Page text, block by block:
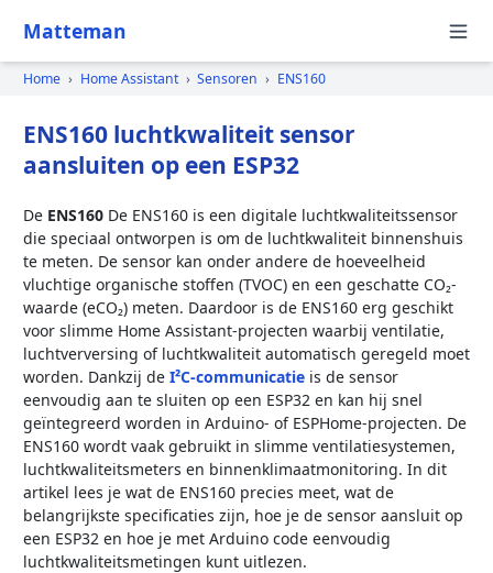
Matteman
Home › Home Assistant › Sensoren › ENS160
ENS160 luchtkwaliteit sensor
aansluiten op een ESP32
De ENS160 De ENS160 is een digitale luchtkwaliteitssensor
die speciaal ontworpen is om de luchtkwaliteit binnenshuis
te meten. De sensor kan onder andere de hoeveelheid
vluchtige organische stoffen (TVOC) en een geschatte CO₂-
waarde (eCO₂) meten. Daardoor is de ENS160 erg geschikt
voor slimme Home Assistant-projecten waarbij ventilatie,
luchtverversing of luchtkwaliteit automatisch geregeld moet
worden. Dankzij de I²C-communicatie is de sensor
eenvoudig aan te sluiten op een ESP32 en kan hij snel
geïntegreerd worden in Arduino- of ESPHome-projecten. De
ENS160 wordt vaak gebruikt in slimme ventilatiesystemen,
luchtkwaliteitsmeters en binnenklimaatmonitoring. In dit
artikel lees je wat de ENS160 precies meet, wat de
belangrijkste specificaties zijn, hoe je de sensor aansluit op
een ESP32 en hoe je met Arduino code eenvoudig
luchtkwaliteitsmetingen kunt uitlezen.